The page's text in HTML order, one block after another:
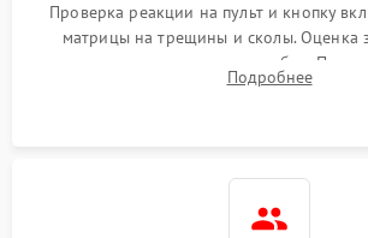
Проверка реакции на пульт и кнопку
матрицы на трещины и сколы. Оценка
подсветки и индикаторов ошибок.
источников сигнала для выявления
Подробнее